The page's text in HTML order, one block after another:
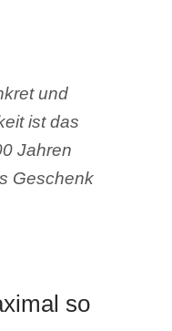
und
ist das
Jahren
Geschenk
so